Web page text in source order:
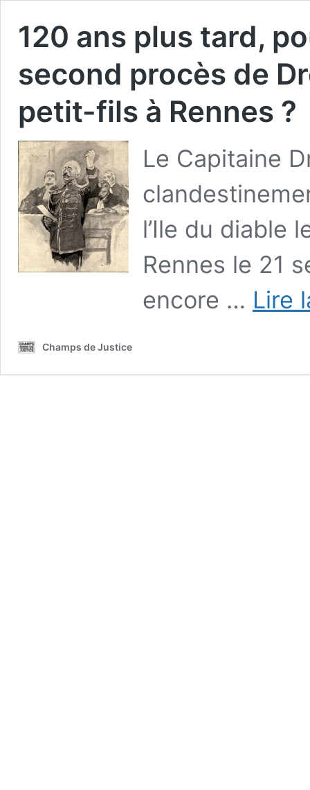
120 ans plus tard,
second procès de
petit-fils à Rennes ?
Le Capitaine
l’Ile du diable
Rennes le 21
encore … Lire
Champs de Justice